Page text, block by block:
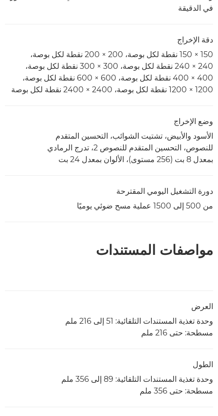
في الدقيقة
دقة الإخراج
150 × 150 نقطة لكل بوصة، 200 × 200 نقطة لكل بوصة،
240 × 240 نقطة لكل بوصة، 300 × 300 نقطة لكل بوصة،
400 × 400 نقطة لكل بوصة، 600 × 600 نقطة لكل بوصة،
1200 × 1200 نقطة لكل بوصة، 2400 × 2400 نقطة لكل بوصة
وضع الإخراج
الأسود والأبيض، تشتيت الشوائب، التحسين المتقدم
للنصوص، التحسين المتقدم للنصوص 2، تدرج الرمادي
بمعدل 8 بت (256 مستوى)، الألوان بمعدل 24 بت
دورة التشغيل اليومي المقترحة
من 500 إلى 1500 عملية مسح ضوئي يوميًا
مواصفات المستندات
العرض
وحدة تغذية المستندات التلقائية: 51 إلى 216 ملم
مسطحة: حتى 216 ملم
الطول
وحدة تغذية المستندات التلقائية: 89 إلى 356 ملم
مسطحة: حتى 356 ملم